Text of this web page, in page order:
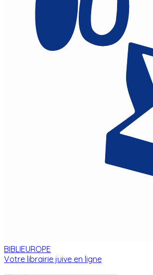
BIBLIEUROPE
Votre librairie juive en ligne